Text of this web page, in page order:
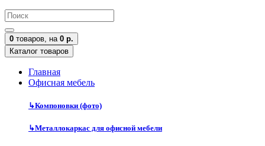
0 товаров, на 0 р.
Каталог товаров
Главная
Офисная мебель
↳Компоновки (фото)
↳Металлокаркас для офисной мебели